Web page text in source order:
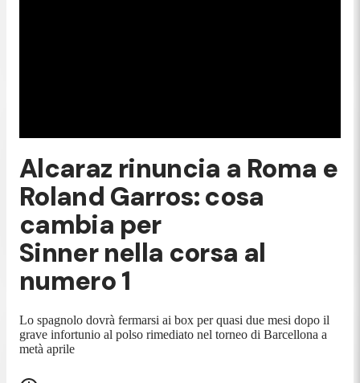
Alcaraz rinuncia a Roma e
Roland Garros: cosa
cambia per
Sinner nella corsa al
numero 1
Lo spagnolo dovrà fermarsi ai box per quasi due mesi dopo il
grave infortunio al polso rimediato nel torneo di Barcellona a
metà aprile